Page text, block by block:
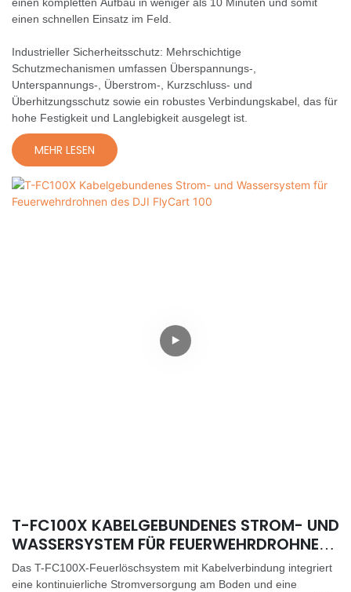
einen schnellen Einsatz im Feld.
Industrieller Sicherheitsschutz: Mehrschichtige
Schutzmechanismen umfassen Überspannungs-,
Unterspannungs-, Überstrom-, Kurzschluss- und
Überhitzungsschutz sowie ein robustes Verbindungskabel, das für
hohe Festigkeit und Langlebigkeit ausgelegt ist.
MEHR LESEN
T-FC100X KABELGEBUNDENES STROM- UND
WASSERSYSTEM FÜR FEUERWEHRDROHNEN
DES DJI FLYCART 100
Das T-FC100X-Feuerlöschsystem mit Kabelverbindung integriert
eine kontinuierliche Stromversorgung am Boden und eine